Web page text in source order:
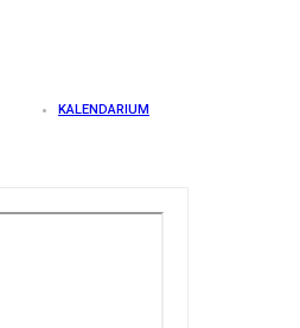
KALENDARIUM